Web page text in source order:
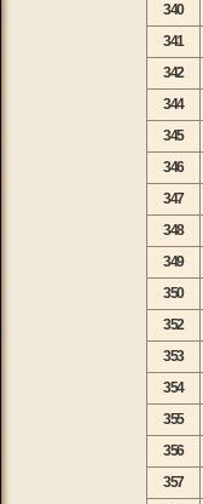
340
341
342
344
345
346
347
348
349
350
352
353
354
355
356
357